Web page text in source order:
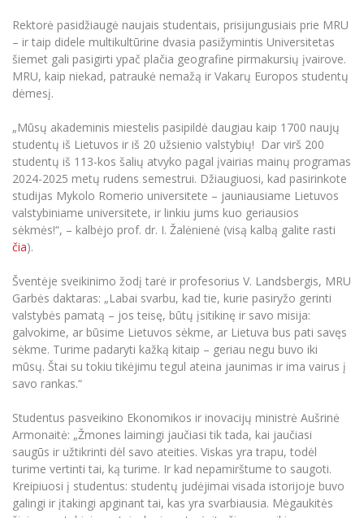
Microsoft Office 365
MRU mobilios programėlės
Pagalbos sistema
Rektorė pasidžiaugė naujais studentais, prisijungusiais prie MRU
– ir taip didele multikultūrine dvasia pasižymintis Universitetas
šiemet gali pasigirti ypač plačia geografine pirmakursių įvairove.
MRU, kaip niekad, patraukė nemažą ir Vakarų Europos studentų
dėmesį.
„Mūsų akademinis miestelis pasipildė daugiau kaip 1700 naujų
studentų iš Lietuvos ir iš 20 užsienio valstybių! Dar virš 200
studentų iš 113-kos šalių atvyko pagal įvairias mainų programas
2024-2025 metų rudens semestrui. Džiaugiuosi, kad pasirinkote
studijas Mykolo Romerio universitete – jauniausiame Lietuvos
valstybiniame universitete, ir linkiu jums kuo geriausios
sėkmės!“, – kalbėjo prof. dr. I. Žalėnienė (visą kalbą galite rasti
čia).
Šventėje sveikinimo žodį tarė ir profesorius V. Landsbergis, MRU
Garbės daktaras: „Labai svarbu, kad tie, kurie pasiryžo gerinti
valstybės pamatą – jos teisę, būtų įsitikinę ir savo misija:
galvokime, ar būsime Lietuvos sėkme, ar Lietuva bus pati savęs
sėkme. Turime padaryti kažką kitaip – geriau negu buvo iki
mūsų. Štai su tokiu tikėjimu tegul ateina jaunimas ir ima vairus į
savo rankas.“
Studentus pasveikino Ekonomikos ir inovacijų ministrė Aušrinė
Armonaitė: „Žmones laimingi jaučiasi tik tada, kai jaučiasi
saugūs ir užtikrinti dėl savo ateities. Viskas yra trapu, todėl
turime vertinti tai, ką turime. Ir kad nepamirštume to saugoti.
Kreipiuosi į studentus: studentų judėjimai visada istorijoje buvo
galingi ir įtakingi apginant tai, kas yra svarbiausia. Mėgaukitės